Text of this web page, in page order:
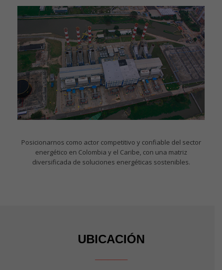
Posicionarnos como actor competitivo y confiable del sector
energético en Colombia y el Caribe, con una matriz
diversificada de soluciones energéticas sostenibles.
UBICACIÓN